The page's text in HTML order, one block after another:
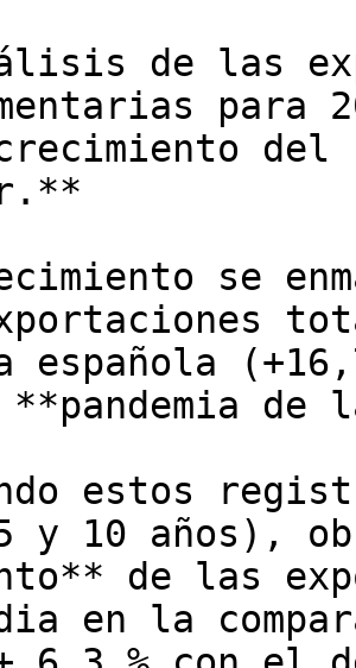
de las
para
del
se
española
estos
y 10 años),
de las
en la